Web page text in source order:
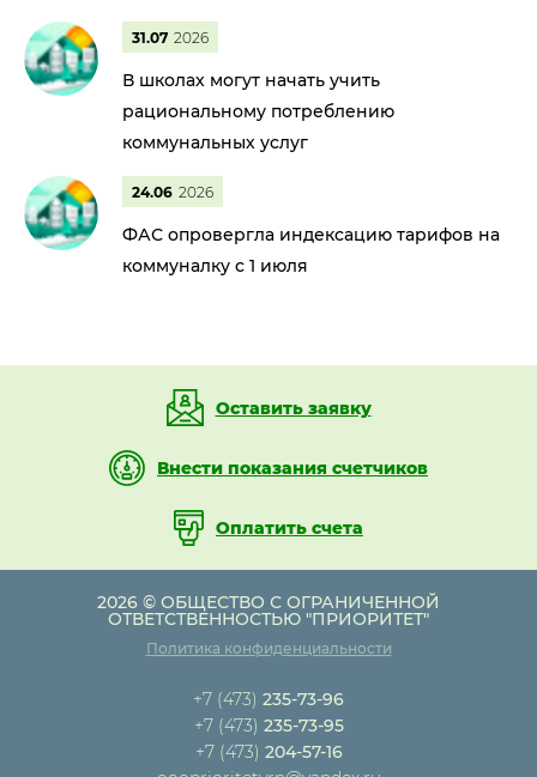
31.07 2026
В школах могут начать учить
рациональному потреблению
коммунальных услуг
24.06 2026
ФАС опровергла индексацию тарифов на
коммуналку с 1 июля
Оставить заявку
Внести показания счетчиков
Оплатить счета
2026 © ОБЩЕСТВО С ОГРАНИЧЕННОЙ
ОТВЕТСТВЕННОСТЬЮ "ПРИОРИТЕТ"
Политика конфиденциальности
+7 (473) 235-73-96
+7 (473) 235-73-95
+7 (473) 204-57-16